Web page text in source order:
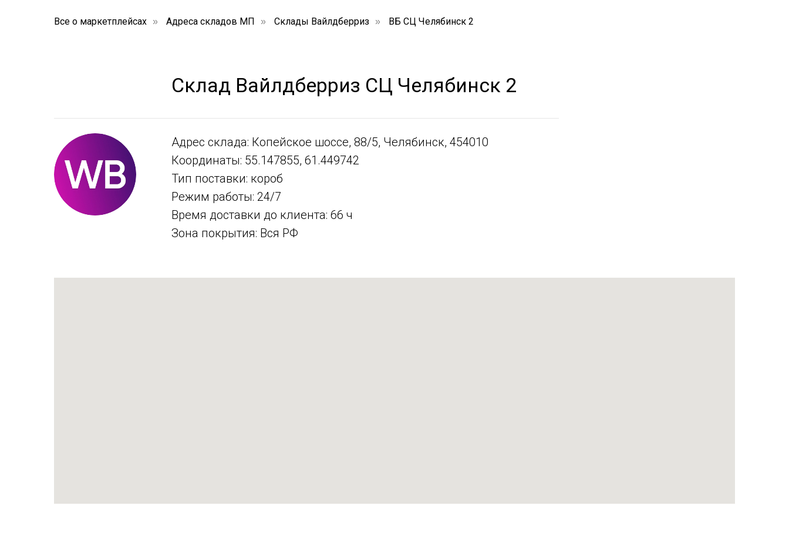
Все о маркетплейсах » Адреса складов МП » Склады Вайлдберриз » ВБ СЦ Челябинск 2
Склад Вайлдберриз СЦ Челябинск 2
Адрес склада: Копейское шоссе, 88/5, Челябинск, 454010
Координаты: 55.147855, 61.449742
Тип поставки: короб
Режим работы: 24/7
Время доставки до клиента: 66 ч
Зона покрытия: Вся РФ